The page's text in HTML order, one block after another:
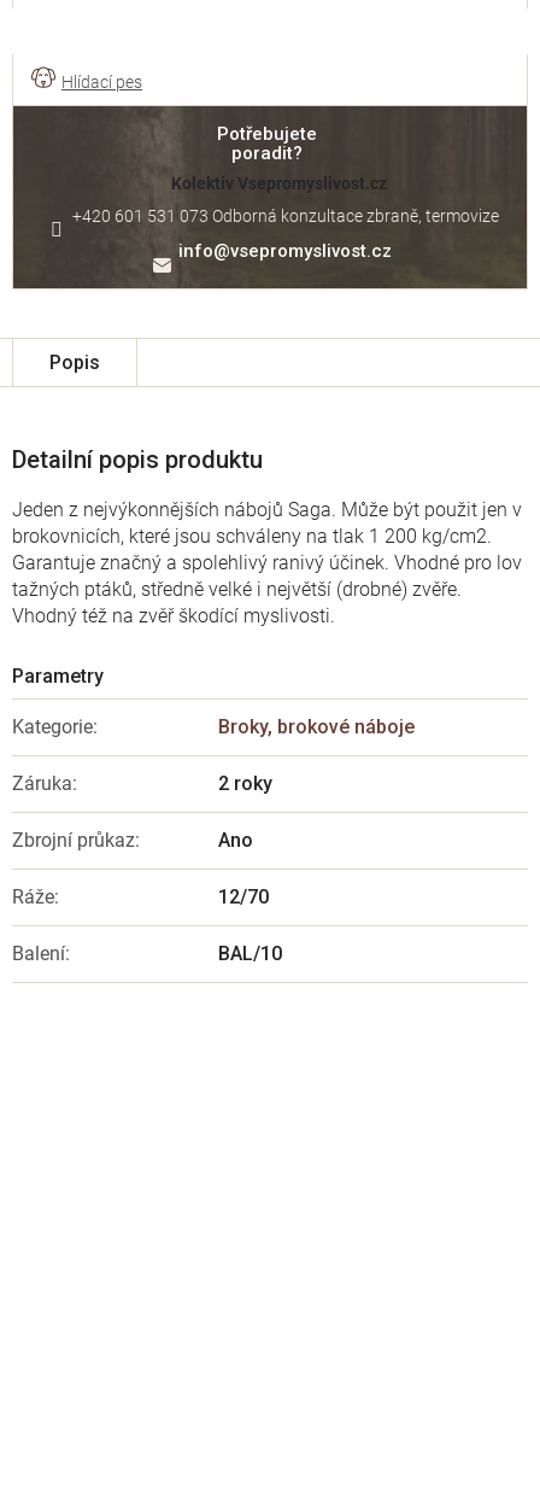
Potřebujete
poradit?
Kolektiv Vsepromyslivost.cz
info@vsepromyslivost.cz
+420 601 531 073 Odborná konzultace zbraně, termovize
Popis
Detailní popis produktu
Jeden z nejvýkonnějších nábojů Saga. Může být použit jen v
brokovnicích, které jsou schváleny na tlak 1 200 kg/cm2.
Garantuje značný a spolehlivý ranivý účinek. Vhodné pro lov
tažných ptáků, středně velké i největší (drobné) zvěře.
Vhodný též na zvěř škodící myslivosti.
Kategorie: Broky, brokové náboje
Záruka: 2 roky
Zbrojní průkaz: Ano
Ráže: 12/70
Balení: BAL/10